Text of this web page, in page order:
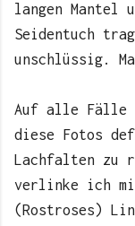
langen Mantel
Seidentuch
unschlüssig.
Auf alle Fälle
diese Fotos
Lachfalten zu
verlinke ich
(Rostroses)